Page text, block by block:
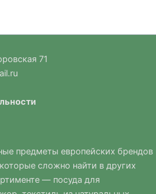
71
предметы европейских брендов
сложно найти в других
— посуда для